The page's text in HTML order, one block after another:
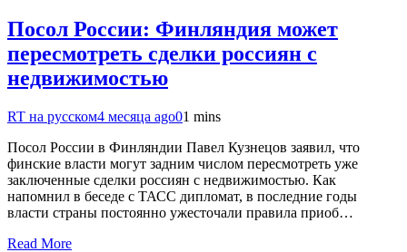
Посол России: Финляндия может
пересмотреть сделки россиян с
недвижимостью
RT на русском4 месяца ago01 mins
Посол России в Финляндии Павел Кузнецов заявил, что
финские власти могут задним числом пересмотреть уже
заключенные сделки россиян с недвижимостью. Как
напомнил в беседе с ТАСС дипломат, в последние годы
власти страны постоянно ужесточали правила приоб…
Read More